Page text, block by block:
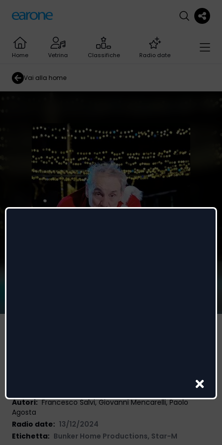
Home Vetrina Classifiche Radio date
Vai alla home
Autori: Francesco Salvi, Giovanni Mencarelli, Paolo
Agosta
Radio date: 13/12/2024
Etichetta: Bunker Home Productions, Star-M